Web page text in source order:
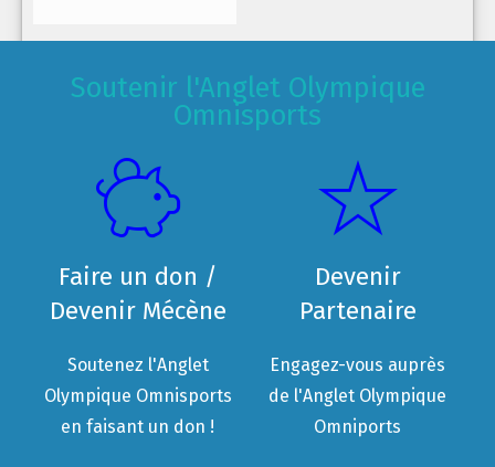
Soutenir l'Anglet Olympique
Omnisports
Faire un don /
Devenir Mécène
Soutenez l'Anglet
Olympique Omnisports
en faisant un don !
Devenir
Partenaire
Engagez-vous auprès
de l'Anglet Olympique
Omniports